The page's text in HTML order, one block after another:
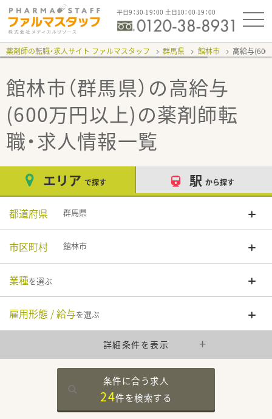
平日9：30-19：00 土日10：00-19：00
薬剤師の転職・求人サイト ファルマスタッフ 群馬県 館林市 高給与
館林市（群馬県）の高給与
(600万円以上)の薬剤師転
職・求人情報一覧
エリア で探す 駅 から探す
都道府県 群馬県
市区町村 館林市
業種を選ぶ
雇用形態 / 給与を選ぶ
詳細条件を表示
条件に合う求人
24件を検索する